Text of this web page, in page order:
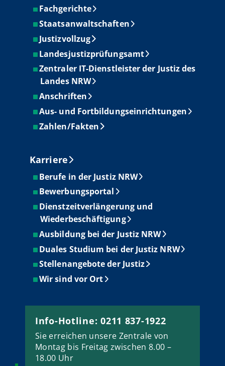
Fachgerichte
Staatsanwaltschaften
Justizvollzug
Landesjustizprüfungsamt
Zentraler IT-Dienstleister der Justiz des
Landes NRW
Anschriften
Aus- und Fortbildungseinrichtungen
Zahlen/Fakten
Karriere
Berufe in der Justiz NRW
Bewerbungsportal
Dienstzeitverlängerung und
Wiederbeschäftigung
Ausbildung bei der Justiz NRW
Duales Studium bei der Justiz NRW
Stellenangebote der Justiz
Wir sind vor Ort
Info-Hotline: 0211 837-1922
Sie erreichen unsere Zentrale von
Montag bis Freitag zwischen 8.00 –
18.00 Uhr